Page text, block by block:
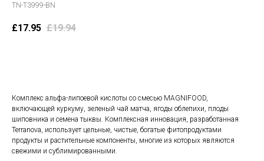
TN-T3999-BN
£17.95 £19.94
Комплекс альфа-липоевой кислоты со смесью MAGNIFOOD,
включающей куркуму, зеленый чай матча, ягоды облепихи, плоды
шиповника и семена тыквы. Комплексная инновация, разработанная
Terranova, использует цельные, чистые, богатые фитопродуктами
продукты и растительные компоненты, многие из которых являются
свежими и сублимированными.